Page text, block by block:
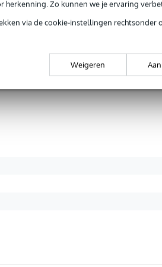
herkenning. Zo kunnen we je ervaring
via de cookie-instellingen rechtsonder
Weigeren
Showtec is een bekend merk dat
is vervaardigd uit hoogwaardig aluminium.